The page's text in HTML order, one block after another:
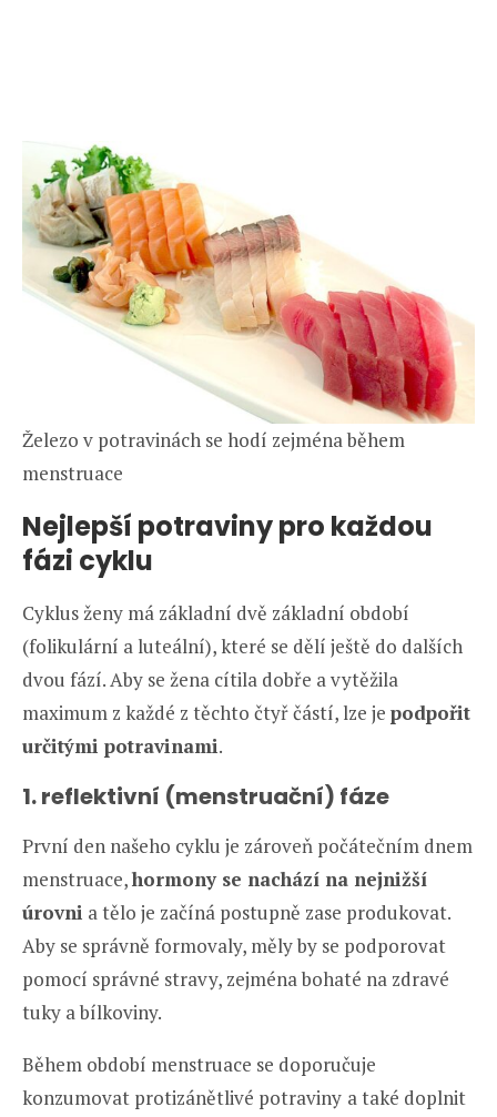
Železo v potravinách se hodí zejména během
menstruace
Nejlepší potraviny pro každou
fázi cyklu
Cyklus ženy má základní dvě základní období
(folikulární a luteální), které se dělí ještě do dalších
dvou fází. Aby se žena cítila dobře a vytěžila
maximum z každé z těchto čtyř částí, lze je podpořit
určitými potravinami.
1. reflektivní (menstruační) fáze
První den našeho cyklu je zároveň počátečním dnem
menstruace,hormony se nachází na nejnižší
úrovni a tělo je začíná postupně zase produkovat.
Aby se správně formovaly, měly by se podporovat
pomocí správné stravy, zejména bohaté na zdravé
tuky a bílkoviny.
Během období menstruace se doporučuje
konzumovat protizánětlivé potraviny a také doplnit